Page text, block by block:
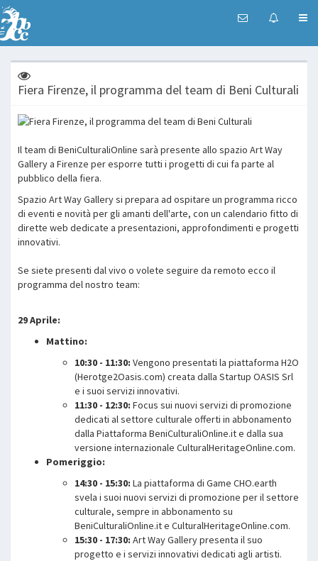
Fiera Firenze, il programma del team di Beni Culturali
Il team di BeniCulturaliOnline sarà presente allo spazio Art Way
Gallery a Firenze per esporre tutti i progetti di cui fa parte al
pubblico della fiera.
Spazio Art Way Gallery si prepara ad ospitare un programma ricco
di eventi e novità per gli amanti dell'arte, con un calendario fitto di
dirette web dedicate a presentazioni, approfondimenti e progetti
innovativi.
Se siete presenti dal vivo o volete seguire da remoto ecco il
programma del nostro team:
29 Aprile:
Mattino:
10:30 - 11:30: Vengono presentati la piattaforma H2O
(Herotge2Oasis.com) creata dalla Startup OASIS Srl
e i suoi servizi innovativi.
11:30 - 12:30: Focus sui nuovi servizi di promozione
dedicati al settore culturale offerti in abbonamento
dalla Piattaforma BeniCulturaliOnline.it e dalla sua
versione internazionale CulturalHeritageOnline.com.
Pomeriggio:
14:30 - 15:30: La piattaforma di Game CHO.earth
svela i suoi nuovi servizi di promozione per il settore
culturale, sempre in abbonamento su
BeniCulturaliOnline.it e CulturalHeritageOnline.com.
15:30 - 17:30: Art Way Gallery presenta il suo
progetto e i servizi innovativi dedicati agli artisti.